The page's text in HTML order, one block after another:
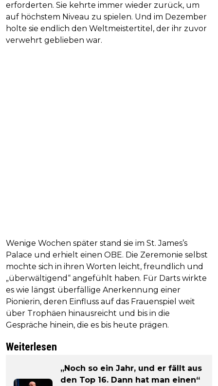
erforderten. Sie kehrte immer wieder zurück, um
auf höchstem Niveau zu spielen. Und im Dezember
holte sie endlich den Weltmeistertitel, der ihr zuvor
verwehrt geblieben war.
Wenige Wochen später stand sie im St. James’s
Palace und erhielt einen OBE. Die Zeremonie selbst
mochte sich in ihren Worten leicht, freundlich und
„überwältigend“ angefühlt haben. Für Darts wirkte
es wie längst überfällige Anerkennung einer
Pionierin, deren Einfluss auf das Frauenspiel weit
über Trophäen hinausreicht und bis in die
Gespräche hinein, die es bis heute prägen.
Weiterlesen
„Noch so ein Jahr, und er fällt aus
den Top 16. Dann hat man einen“